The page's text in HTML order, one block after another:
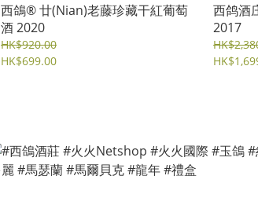
西鴿® 廿(Nian)老藤珍藏干紅葡萄
酒 2020
HK$920.00
HK$699.00
西鸽酒
2017